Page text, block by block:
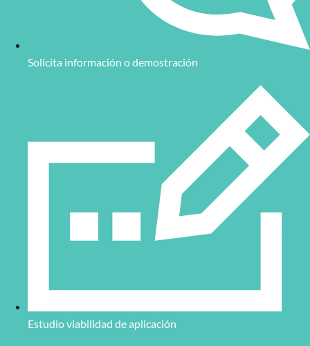
Solicita información o demostración
Estudio viabilidad de aplicación